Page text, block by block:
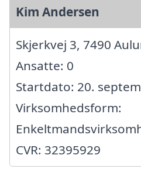
Kim Andersen
Skjerkvej 3, 7490
Ansatte: 0
Startdato: 20.
Virksomhedsform:
CVR: 32395929